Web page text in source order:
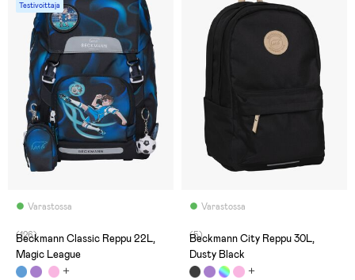
Testivoittaja
Varastossa
(126)
Beckmann Classic Reppu 22L,
Magic League
Varastossa
(5)
Beckmann City Reppu 30L,
Dusty Black